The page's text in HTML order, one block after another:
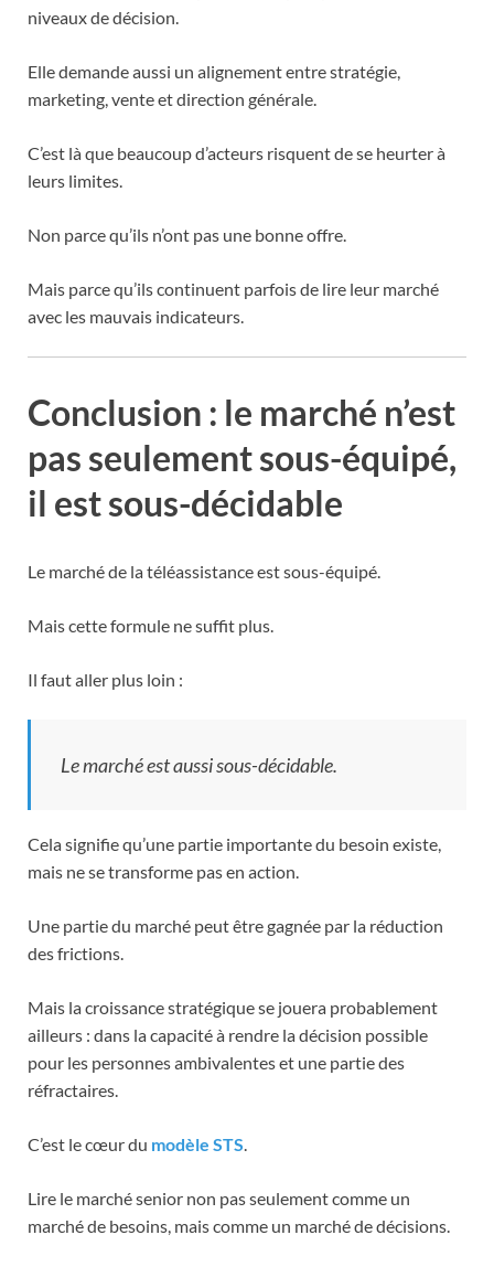
niveaux de décision.
Elle demande aussi un alignement entre stratégie,
marketing, vente et direction générale.
C’est là que beaucoup d’acteurs risquent de se heurter à
leurs limites.
Non parce qu’ils n’ont pas une bonne offre.
Mais parce qu’ils continuent parfois de lire leur marché
avec les mauvais indicateurs.
Conclusion : le marché n’est
pas seulement sous-équipé,
il est sous-décidable
Le marché de la téléassistance est sous-équipé.
Mais cette formule ne suffit plus.
Il faut aller plus loin :
Le marché est aussi sous-décidable.
Cela signifie qu’une partie importante du besoin existe,
mais ne se transforme pas en action.
Une partie du marché peut être gagnée par la réduction
des frictions.
Mais la croissance stratégique se jouera probablement
ailleurs : dans la capacité à rendre la décision possible
pour les personnes ambivalentes et une partie des
réfractaires.
C’est le cœur du modèle STS
Lire le marché senior non pas seulement comme un
marché de besoins, mais comme un marché de décisions.